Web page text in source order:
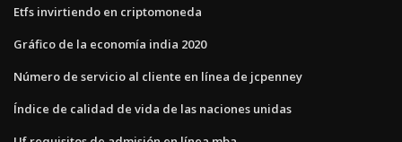
Etfs invirtiendo en criptomoneda
Gráfico de la economía india 2020
Número de servicio al cliente en línea de jcpenney
Índice de calidad de vida de las naciones unidas